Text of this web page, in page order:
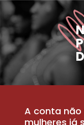
A conta não
mulheres já